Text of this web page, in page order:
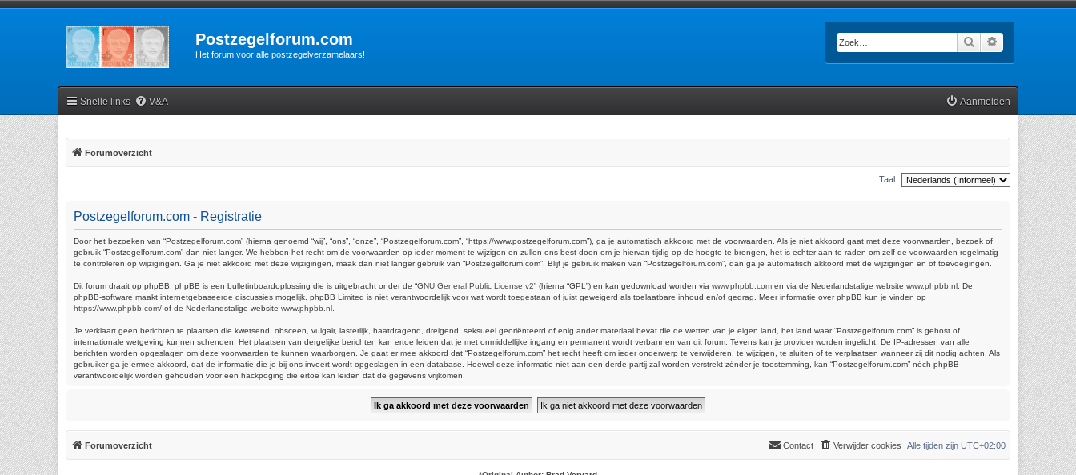
Postzegelforum.com
Het forum voor alle postzegelverzamelaars!
Zoek
Snelle links V&A Aanmelden
Forumoverzicht
Taal:
Postzegelforum.com - Registratie
Door het bezoeken van “Postzegelforum.com” (hierna genoemd “wij”, “ons”, “onze”, “Postzegelforum.com”, “https://www.postzegelforum.com”), ga je automatisch akkoord met de voorwaarden. Als je niet akkoord gaat met deze voorwaarden, bezoek of
gebruik “Postzegelforum.com” dan niet langer. We hebben het recht om de voorwaarden op ieder moment te wijzigen en zullen ons best doen om je hiervan tijdig op de hoogte te brengen, het is echter aan te raden om zelf de voorwaarden regelmatig
te controleren op wijzigingen. Ga je niet akkoord met deze wijzigingen, maak dan niet langer gebruik van “Postzegelforum.com”. Blijf je gebruik maken van “Postzegelforum.com”, dan ga je automatisch akkoord met de wijzigingen en of toevoegingen.
Dit forum draait op phpBB. phpBB is een bulletinboardoplossing die is uitgebracht onder de “GNU General Public License v2” (hierna “GPL”) en kan gedownload worden via www.phpbb.com en via de Nederlandstalige website www.phpbb.nl . De
phpBB-software maakt internetgebaseerde discussies mogelijk. phpBB Limited is niet verantwoordelijk voor wat wordt toegestaan of juist geweigerd als toelaatbare inhoud en/of gedrag. Meer informatie over phpBB kun je vinden op
https://www.phpbb.com/ of de Nederlandstalige website www.phpbb.nl
Je verklaart geen berichten te plaatsen die kwetsend, obsceen, vulgair, lasterlijk, haatdragend, dreigend, seksueel georiënteerd of enig ander materiaal bevat die de wetten van je eigen land, het land waar “Postzegelforum.com” is gehost of
internationale wetgeving kunnen schenden. Het plaatsen van dergelijke berichten kan ertoe leiden dat je met onmiddellijke ingang en permanent wordt verbannen van dit forum. Tevens kan je provider worden ingelicht. De IP-adressen van alle
berichten worden opgeslagen om deze voorwaarden te kunnen waarborgen. Je gaat er mee akkoord dat “Postzegelforum.com” het recht heeft om ieder onderwerp te verwijderen, te wijzigen, te sluiten of te verplaatsen wanneer zij dit nodig achten. Als
gebruiker ga je ermee akkoord, dat de informatie die je bij ons invoert wordt opgeslagen in een database. Hoewel deze informatie niet aan een derde partij zal worden verstrekt zónder je toestemming, kan “Postzegelforum.com” nóch phpBB
verantwoordelijk worden gehouden voor een hackpoging die ertoe kan leiden dat de gegevens vrijkomen.
Forumoverzicht Alle tijden zijn UTC+02:00
Verwijder cookies
Contact